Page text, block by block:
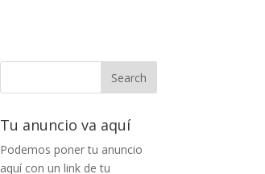
Tu anuncio va aquí
Podemos poner tu anuncio
aquí con un link de tu